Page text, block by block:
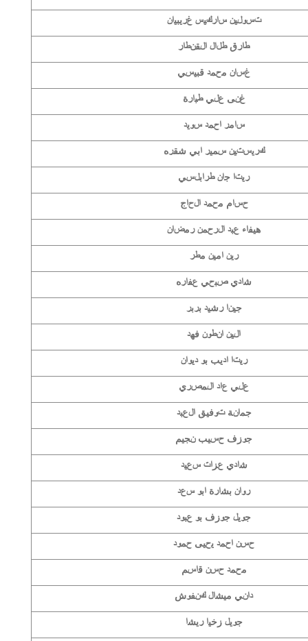
تسولين ساركيس غريبيان
طارق طلال القنطار
غسان محمد قبيسي
غنى علي طبارة
سامر احمد سويد
كريستين سمير ابي شقره
ريتا جان طرابلسي
حسام محمد الحاج
هيفاء عبد الرحمن رمضان
رين امين مطر
شادي صبحي عفاره
جينا رشيد بربر
الين انطون فهد
ريتا اديب بو ديوان
علي عاد المصري
جمانة توفيق العبد
جوزف حسيب نجيم
شادي عزات سعيد
روان بشارة ابو سعد
جويل جوزف بو عبود
حسن احمد يحيى حمود
محمد حسن قاسم
داني ميشال كنفوش
جويل زخيا ريشا